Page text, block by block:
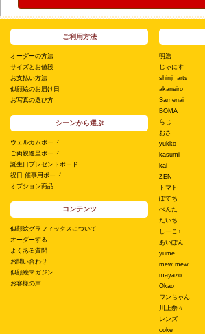
ご利用方法
オーダーの方法
サイズとお値段
お支払い方法
似顔絵のお届け日
お写真の選び方
シーンから選ぶ
ウェルカムボード
ご両親進呈ボード
誕生日プレゼントボード
祝日 催事用ボード
オプション商品
コンテンツ
似顔絵グラフィックスについて
オーダーする
よくある質問
お問い合わせ
似顔絵マガジン
お客様の声
明浩
じゃにす
shinji_arts
akaneiro
Samenai
BOMA
らじ
おさ
yukko
kasumi
kai
ZEN
トマト
ぽてち
ぺんた
たいち
しーこ♪
あいぽん
yume
mew mew
mayazo
Okao
ワンちゃん
川上奈々
レンズ
coke